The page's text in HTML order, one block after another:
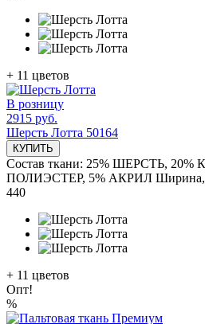
+ 11 цветов
В розницу
2915 руб.
Шерсть Лотта 50164
КУПИТЬ
Состав ткани: 25% ШЕРСТЬ, 20%
ПОЛИЭСТЕР, 5% АКРИЛ Ширина,
440
+ 11 цветов
Опт!
%